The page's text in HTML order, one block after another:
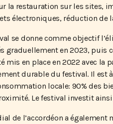
la restauration sur les sites,
électroniques, réduction de
se donne comme objectif
graduellement en 2023, puis
mis en place en 2022 avec la
durable du festival. Il est
locale: 90% des
Le festival investit
de l’accordéon a